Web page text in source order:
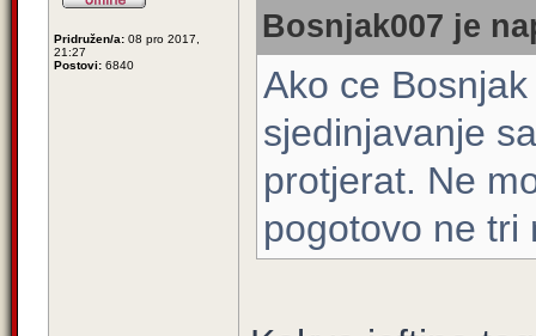
Pridružen/a: 08 pro 2017,
21:27
Postovi: 6840
Bosnjak007 je
Ako ce
sjedinjavanje
protjerat. Ne
pogotovo ne tri